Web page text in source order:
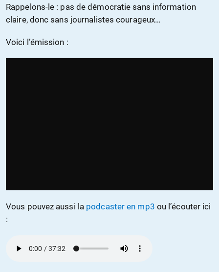
Rappelons-le : pas de démocratie sans information
claire, donc sans journalistes courageux…
Voici l’émission :
Vous pouvez aussi la podcaster en mp3 ou l’écouter ici
: